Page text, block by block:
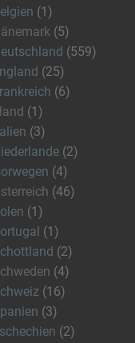
(1)
(5)
(559)
(25)
(6)
(1)
(3)
(2)
(4)
(46)
(1)
(1)
(2)
(4)
(16)
(3)
(2)